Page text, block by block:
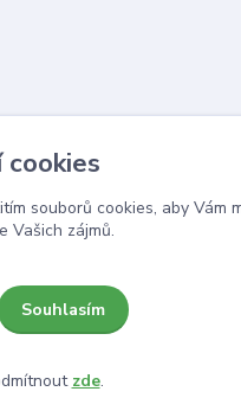
cookies
souborů cookies, aby Vám
Vašich zájmů.
Souhlasím
zde.